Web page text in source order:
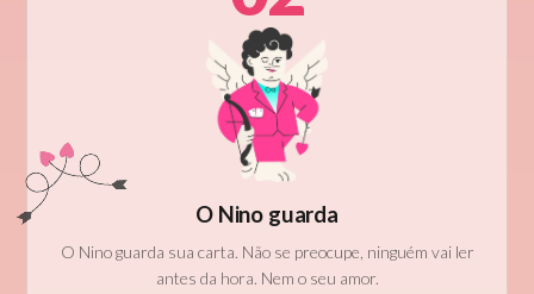
O Nino guarda
O Nino guarda sua carta. Não se preocupe, ninguém vai ler
antes da hora. Nem o seu amor.